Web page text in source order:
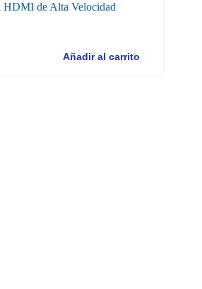
de Alta Velocidad
Añadir al carrito